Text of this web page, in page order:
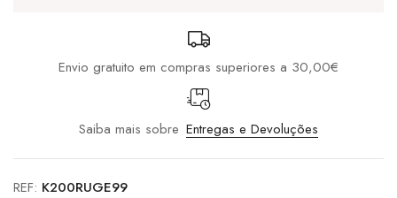
Envio gratuito em compras superiores a 30,00€
Saiba mais sobre Entregas e Devoluções
REF: K200RUGE99